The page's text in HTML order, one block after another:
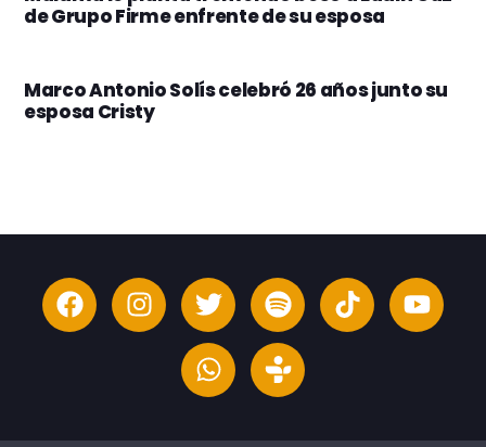
de Grupo Firme enfrente de su esposa
Marco Antonio Solís celebró 26 años junto su
esposa Cristy